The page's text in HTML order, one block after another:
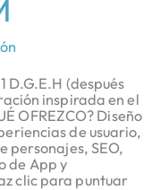
D.G.E.H (después
inspirada en el
OFREZCO? Diseño
de usuario,
personajes, SEO,
de App y
clic para puntuar